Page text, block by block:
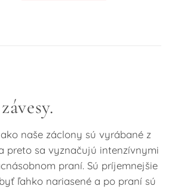
naše záclony sú vyrábané z
preto sa vyznačujú intenzívnymi
praní. Sú príjemnejšie
ľahko nariasené a po praní sú